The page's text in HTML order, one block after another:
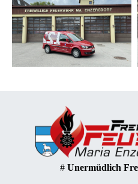
# Unermüdlich